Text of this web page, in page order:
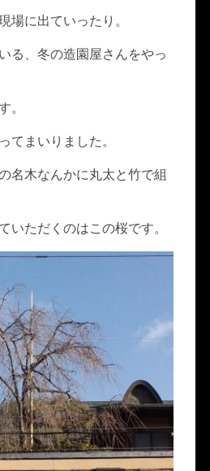
場に出ていったり。
る、冬の造園屋さんをやっ
。
てまいりました。
名木なんかに丸太と竹で組
いただくのはこの桜です。